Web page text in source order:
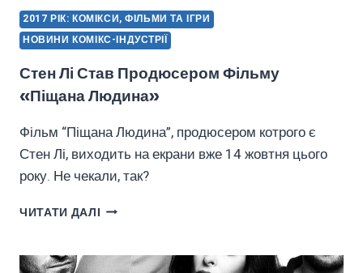
2017 РІК: КОМІКСИ, ФІЛЬМИ ТА ІГРИ
НОВИНИ КОМІКС-ІНДУСТРІЇ
Стен Лі Став Продюсером Фільму
«Піщана Людина»
Фільм “Піщана Людина”, продюсером котрого є
Стен Лі, виходить на екрани вже 14 жовтня цього
року. Не чекали, так?
ЧИТАТИ ДАЛІ СТЕН
ПРОДЮСЕРОМ